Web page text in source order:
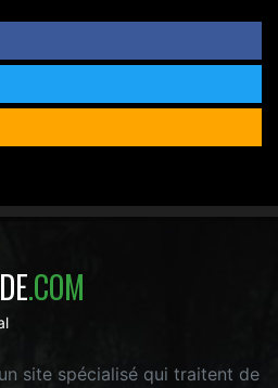
.COM
site spécialisé qui traitent de